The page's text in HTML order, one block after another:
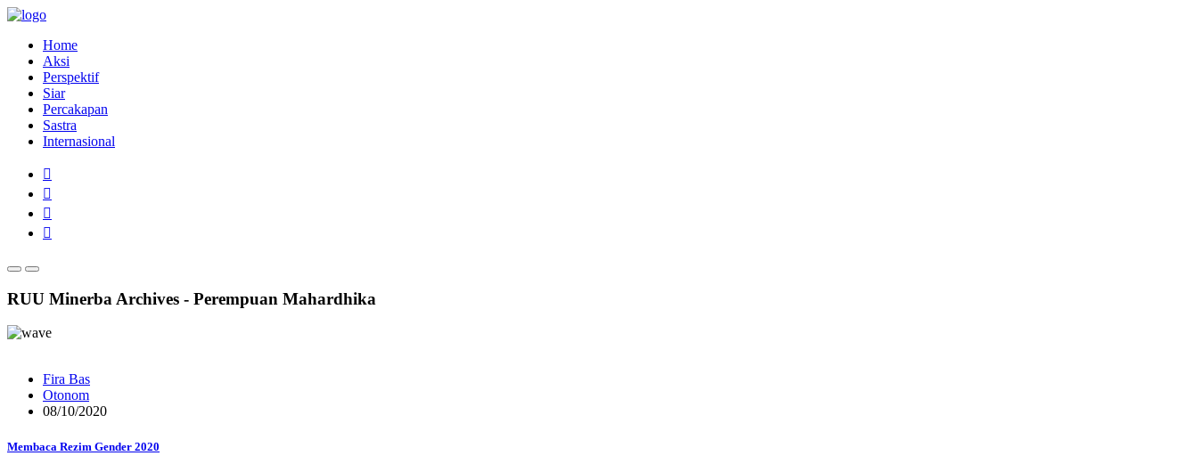
Home
Aksi
Perspektif
Siar
Percakapan
Sastra
Internasional
RUU Minerba Archives - Perempuan Mahardhika
Fira Bas
Otonom
08/10/2020
Membaca Rezim Gender 2020